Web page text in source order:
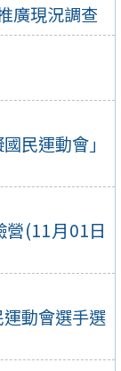
廣現況調查
民運動會」
(11月01日
動會選手選